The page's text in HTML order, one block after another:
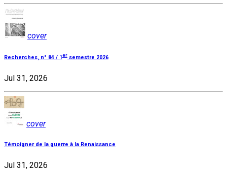
cover
Recherches, n° 84 / 1 er semestre 2026
Jul 31, 2026
cover
Témoigner de la guerre à la Renaissance
Jul 31, 2026